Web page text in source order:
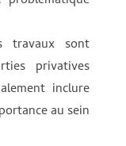
travaux sont
privatives
inclure
au sein